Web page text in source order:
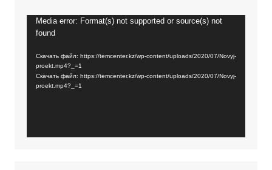
Видеоплеер
Media error: Format(s) not supported or source(s) not
found
Скачать файл: https://temcenter.kz/wp-content/uploads/2020/07/Novyj-
proekt.mp4?_=1
Скачать файл: https://temcenter.kz/wp-content/uploads/2020/07/Novyj-
proekt.mp4?_=1